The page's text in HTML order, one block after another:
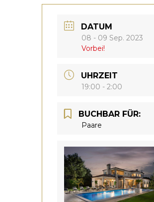
DATUM
08 - 09 Sep. 2023
Vorbei!
UHRZEIT
19:00 - 2:00
BUCHBAR FÜR:
Paare